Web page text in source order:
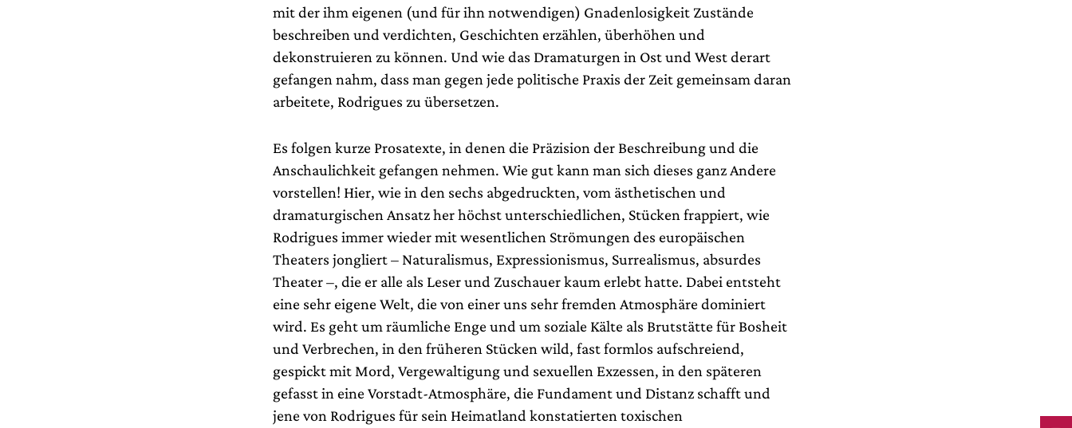
mit der ihm eigenen (und für ihn notwendigen) Gnadenlosigkeit Zustände
beschreiben und verdichten, Geschichten erzählen, überhöhen und
dekonstruieren zu können. Und wie das Dramaturgen in Ost und West derart
gefangen nahm, dass man gegen jede politische Praxis der Zeit gemeinsam daran
arbeitete, Rodrigues zu übersetzen.
Es folgen kurze Prosatexte, in denen die Präzision der Beschreibung und die
Anschaulichkeit gefangen nehmen. Wie gut kann man sich dieses ganz Andere
vorstellen! Hier, wie in den sechs abgedruckten, vom ästhetischen und
dramaturgischen Ansatz her höchst unterschiedlichen, Stücken frappiert, wie
Rodrigues immer wieder mit wesentlichen Strömungen des europäischen
Theaters jongliert – Naturalismus, Expressionismus, Surrealismus, absurdes
Theater –, die er alle als Leser und Zuschauer kaum erlebt hatte. Dabei entsteht
eine sehr eigene Welt, die von einer uns sehr fremden Atmosphäre dominiert
wird. Es geht um räumliche Enge und um soziale Kälte als Brutstätte für Bosheit
und Verbrechen, in den früheren Stücken wild, fast formlos aufschreiend,
gespickt mit Mord, Vergewaltigung und sexuellen Exzessen, in den späteren
gefasst in eine Vorstadt-Atmosphäre, die Fundament und Distanz schafft und
jene von Rodrigues für sein Heimatland konstatierten toxischen